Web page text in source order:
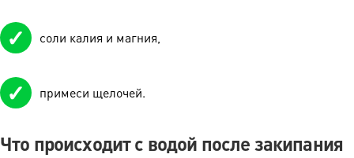
соли калия и магния,
примеси щелочей.
Что происходит с водой после закипания